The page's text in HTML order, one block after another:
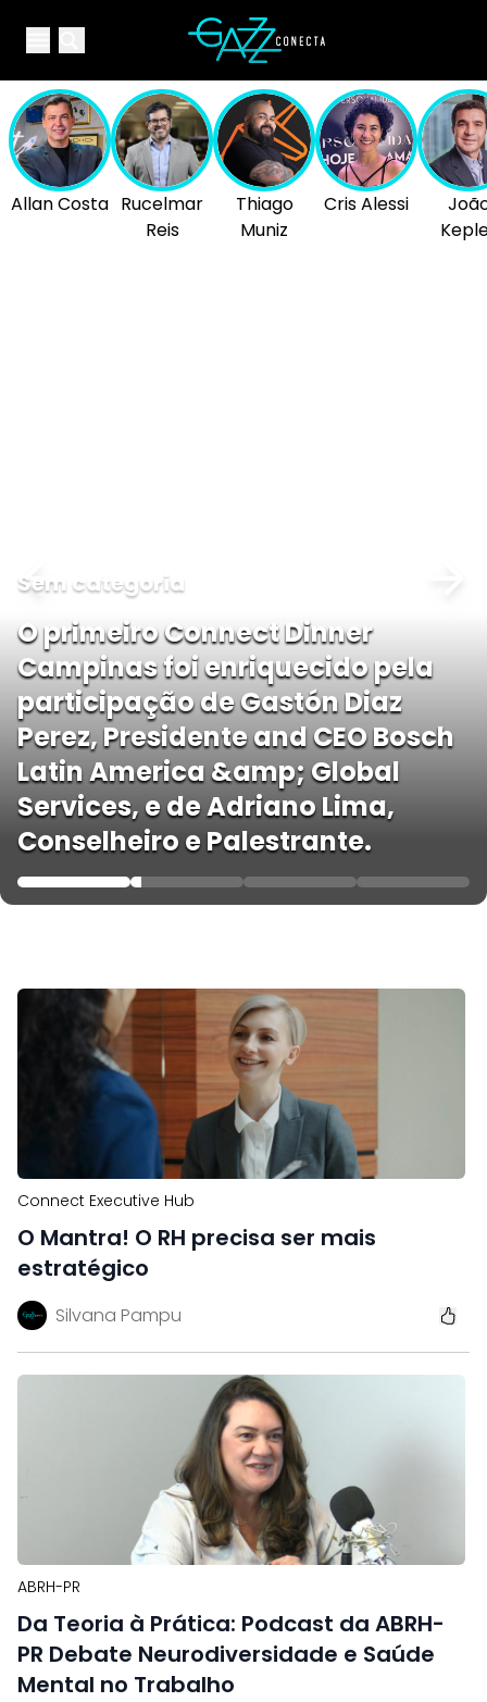
Open main menuYour Company
Allan Costa Rucelmar
Reis
Thiago
Muniz
Cris Alessi
Sem categoria
O primeiro Connect Dinner
Campinas foi enriquecido pela
participação de Gastón Diaz
Perez, Presidente and CEO Bosch
Latin America &amp; Global
Services, e de Adriano Lima,
Conselheiro e Palestrante.
Connect Executive Hub
O Mantra! O RH precisa ser mais
estratégico
Silvana Pampu
ABRH-PR
Da Teoria à Prática: Podcast da ABRH-
PR Debate Neurodiversidade e Saúde
Mental no Trabalho